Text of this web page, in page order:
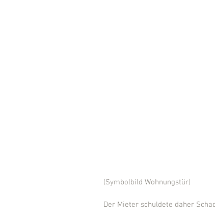
(Symbolbild Wohnungstür)
Der Mieter schuldete daher